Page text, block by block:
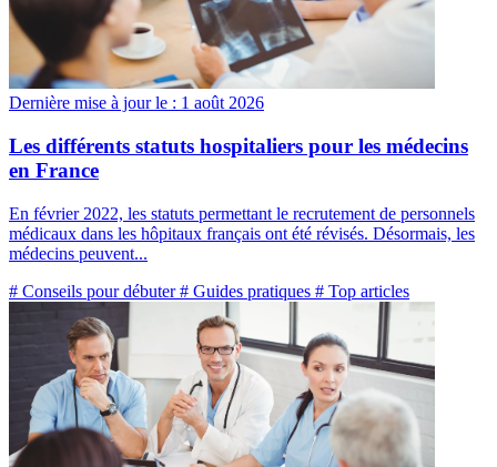
Dernière mise à jour le : 1 août 2026
Les différents statuts hospitaliers pour les médecins
en France
En février 2022, les statuts permettant le recrutement de personnels
médicaux dans les hôpitaux français ont été révisés. Désormais, les
médecins peuvent...
# Conseils pour débuter # Guides pratiques # Top articles